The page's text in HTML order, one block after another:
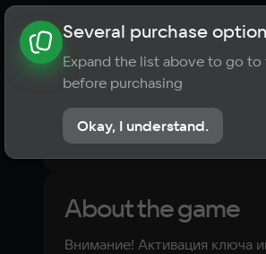
About the game News
? Player
No reviews
About the game
Внимание! Активация ключа
Several purchase
Expand the list above to go
before purchasing
Okay, I understand.